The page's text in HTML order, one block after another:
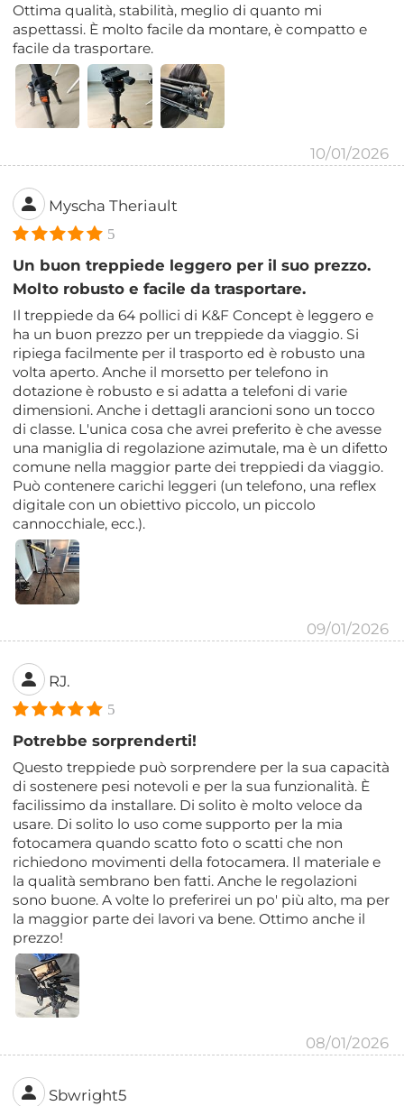
Ottima qualità, stabilità, meglio di quanto mi
aspettassi. È molto facile da montare, è compatto e
facile da trasportare.
10/01/2026
Myscha Theriault
5
Un buon treppiede leggero per il suo prezzo.
Molto robusto e facile da trasportare.
Il treppiede da 64 pollici di K&F Concept è leggero e
ha un buon prezzo per un treppiede da viaggio. Si
ripiega facilmente per il trasporto ed è robusto una
volta aperto. Anche il morsetto per telefono in
dotazione è robusto e si adatta a telefoni di varie
dimensioni. Anche i dettagli arancioni sono un tocco
di classe. L'unica cosa che avrei preferito è che avesse
una maniglia di regolazione azimutale, ma è un difetto
comune nella maggior parte dei treppiedi da viaggio.
Può contenere carichi leggeri (un telefono, una reflex
digitale con un obiettivo piccolo, un piccolo
cannocchiale, ecc.).
09/01/2026
RJ.
5
Potrebbe sorprenderti!
Questo treppiede può sorprendere per la sua capacità
di sostenere pesi notevoli e per la sua funzionalità. È
facilissimo da installare. Di solito è molto veloce da
usare. Di solito lo uso come supporto per la mia
fotocamera quando scatto foto o scatti che non
richiedono movimenti della fotocamera. Il materiale e
la qualità sembrano ben fatti. Anche le regolazioni
sono buone. A volte lo preferirei un po' più alto, ma per
la maggior parte dei lavori va bene. Ottimo anche il
prezzo!
08/01/2026
Sbwright5